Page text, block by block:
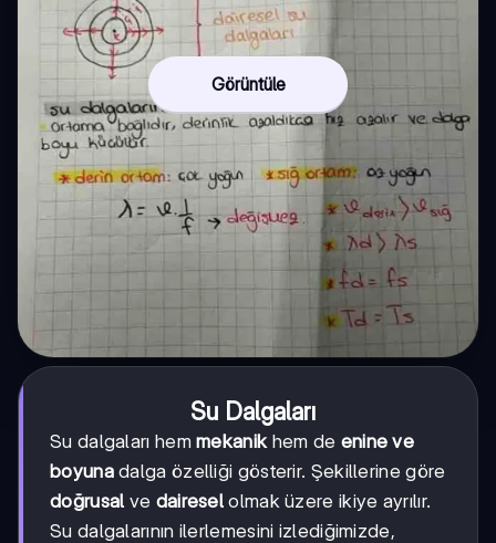
Görüntüle
Su Dalgaları
Su dalgaları hemmekanik hem de enine ve
boyunadalga özelliği gösterir. Şekillerine göre
doğrusal ve dairesel olmak üzere ikiye ayrılır.
Su dalgalarının ilerlemesini izlediğimizde,